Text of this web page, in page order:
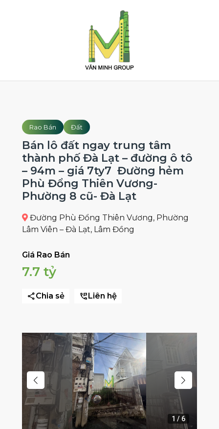
Rao Bán Đất
Bán lô đất ngay trung tâm
thành phố Đà Lạt – đường ô tô
– 94m – giá 7ty7 Đường hẻm
Phù Đổng Thiên Vương-
Phường 8 cũ- Đà Lạt
Đường Phù Đổng Thiên Vương, Phường
Lâm Viên – Đà Lạt, Lâm Đồng
Giá Rao Bán
7.7 tỷ
Chia sẻ Liên hệ
1 / 6